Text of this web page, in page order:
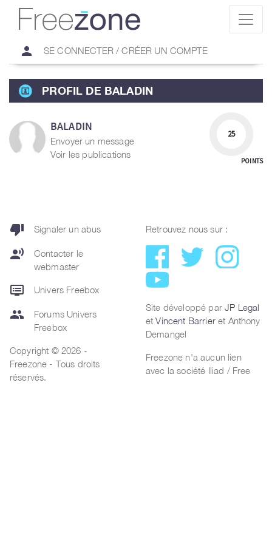
person SE CONNECTER / CRÉER UN COMPTE
PROFIL DE BALADIN
BALADIN
Envoyer un message
Voir les publications
25
POINTS
thumb_down Signaler un abus
record_voice_over
Contacter le
webmaster
dvr Univers Freebox
group
Forums Univers
Freebox
Copyright © 2026 -
Freezone - Tous droits
réservés.
Retrouvez nous sur :
Site développé parJP Legal
etVincent Barrieret Anthony
Demangel
Freezone n'a aucun lien
avec la société Iliad / Free